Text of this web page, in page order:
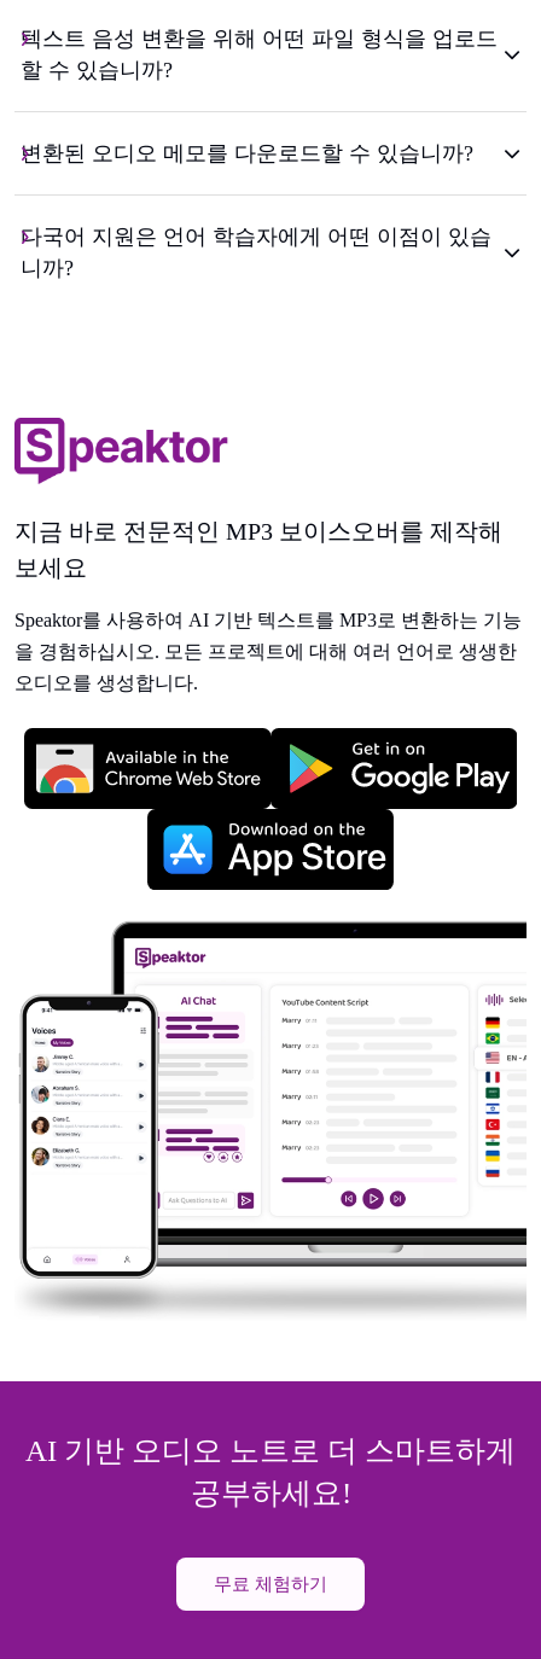
텍스트 음성 변환을 위해 어떤 파일 형식을 업로드
할 수 있습니까?
변환된 오디오 메모를 다운로드할 수 있습니까?
다국어 지원은 언어 학습자에게 어떤 이점이 있습
니까?
지금 바로 전문적인 MP3 보이스오버를 제작해
보세요
Speaktor를 사용하여 AI 기반 텍스트를 MP3로 변환하는 기능
을 경험하십시오. 모든 프로젝트에 대해 여러 언어로 생생한
오디오를 생성합니다.
AI 기반 오디오 노트로 더 스마트하게
공부하세요!
무료 체험하기